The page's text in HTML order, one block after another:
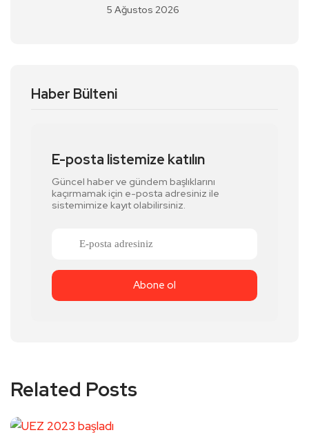
5 Ağustos 2026
Haber Bülteni
E-posta listemize katılın
Güncel haber ve gündem başlıklarını
kaçırmamak için e-posta adresiniz ile
sistemimize kayıt olabilirsiniz.
Related Posts